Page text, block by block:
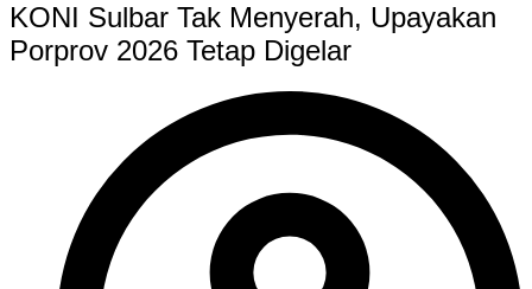
KONI Sulbar Tak Menyerah, Upayakan
Porprov 2026 Tetap Digelar